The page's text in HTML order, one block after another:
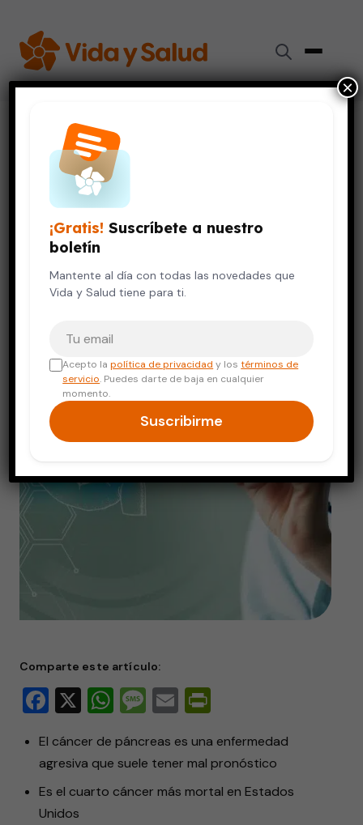
Cáncer›
Nueva vacuna con ARNm, esperanza contra el cáncer de
páncreas
CÁNCER
Nueva vacuna con ARNm,
esperanza contra el cáncer de
páncreas
Comparte este artículo:
Facebook
X WhatsApp
Message
Email
El cáncer de páncreas es una enfermedad
agresiva que suele tener mal pronóstico
Es el cuarto cáncer más mortal en Estados
Unidos
¡Gratis! Suscríbete a nuestro
boletín
Mantente al día con todas las novedades que
Vida y Salud tiene para ti.
Acepto lapolítica de privacidad y lostérminos de
servicio. Puedes darte de baja en cualquier
momento.
Suscribirme
×